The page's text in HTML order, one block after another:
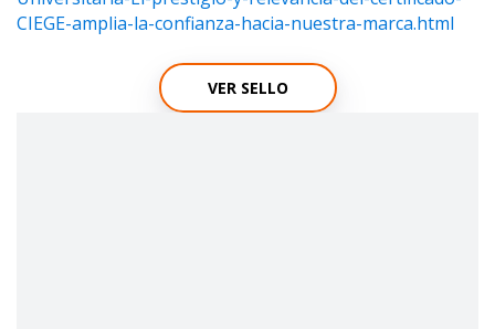
CIEGE-amplia-la-confianza-hacia-nuestra-marca.html
VER SELLO